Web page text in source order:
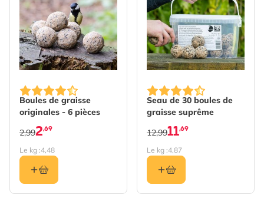
Boules de graisse
originales - 6 pièces
2,69
2,99
Le kg :4,48
Seau de 30 boules de
graisse suprême
11,69
12,99
Le kg :4,87